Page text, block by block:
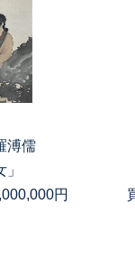
溥儒
円